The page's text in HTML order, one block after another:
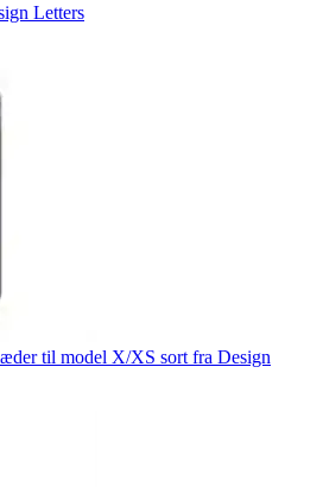
Letters
til model X/XS sort fra Design